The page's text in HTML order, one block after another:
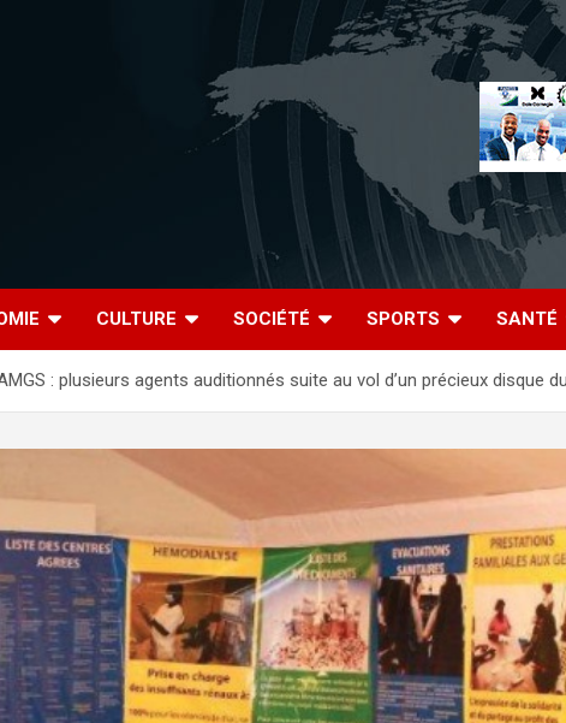
CULTURE SOCIÉTÉ SPORTS SANTÉ
: plusieurs agents auditionnés suite au vol d’un précieux disque